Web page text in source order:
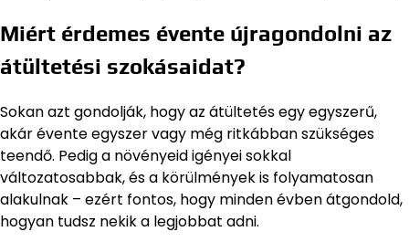
Miért érdemes évente újragondolni az
átültetési szokásaidat?
Sokan azt gondolják, hogy az átültetés egy egyszerű,
akár évente egyszer vagy még ritkábban szükséges
teendő. Pedig a növényeid igényei sokkal
változatosabbak, és a körülmények is folyamatosan
alakulnak – ezért fontos, hogy minden évben átgondold,
hogyan tudsz nekik a legjobbat adni.